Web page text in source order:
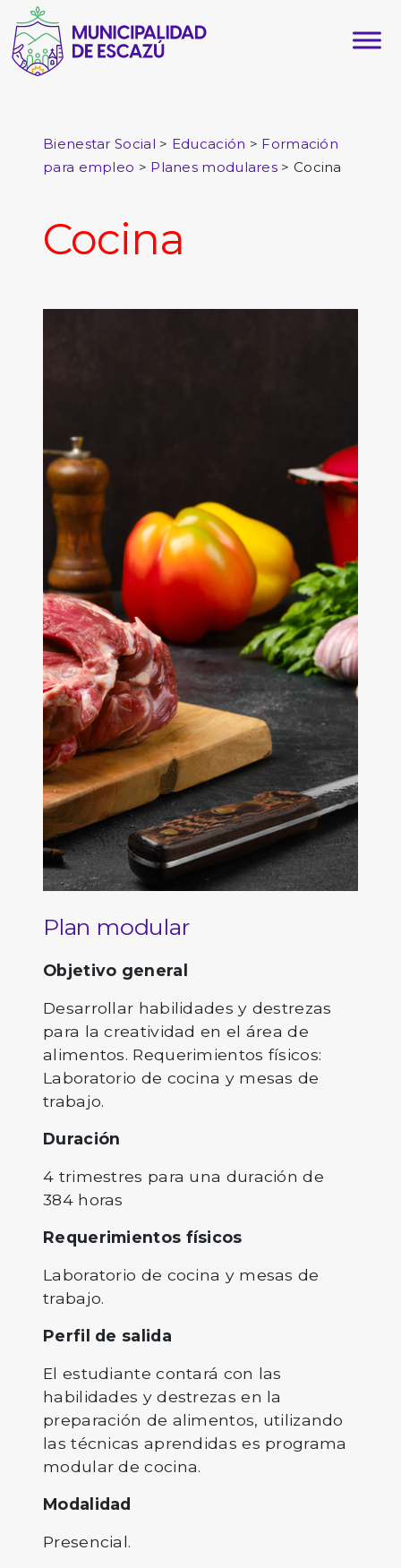
Bienestar Social > Educación > Formación
para empleo > Planes modulares > Cocina
Cocina
Plan modular
Objetivo general
Desarrollar habilidades y destrezas
para la creatividad en el área de
alimentos. Requerimientos físicos:
Laboratorio de cocina y mesas de
trabajo.
Duración
4 trimestres para una duración de
384 horas
Requerimientos físicos
Laboratorio de cocina y mesas de
trabajo.
Perfil de salida
El estudiante contará con las
habilidades y destrezas en la
preparación de alimentos, utilizando
las técnicas aprendidas es programa
modular de cocina.
Modalidad
Presencial.